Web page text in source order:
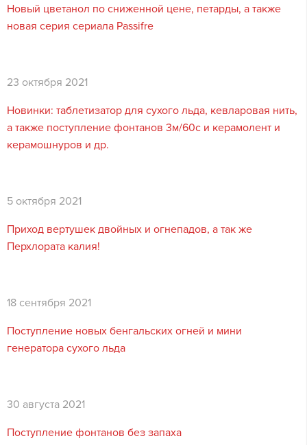
Новый цветанол по сниженной цене, петарды, а также
новая серия сериала Passifre
23 октября 2021
Новинки: таблетизатор для сухого льда, кевларовая нить,
а также поступление фонтанов 3м/60с и керамолент и
керамошнуров и др.
5 октября 2021
Приход вертушек двойных и огнепадов, а так же
Перхлората калия!
18 сентября 2021
Поступление новых бенгальских огней и мини
генератора сухого льда
30 августа 2021
Поступление фонтанов без запаха